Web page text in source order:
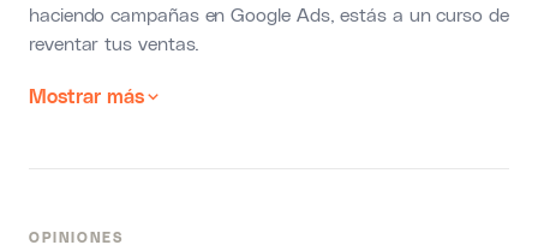
haciendo campañas en Google Ads, estás a un curso de
reventar tus ventas.
Mostrar más
OPINIONES